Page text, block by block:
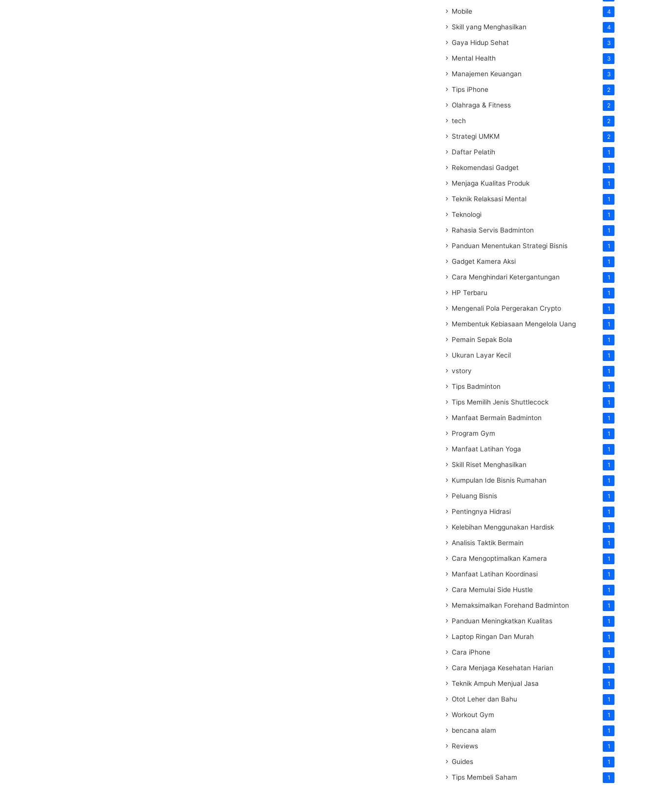
Mobile 4
Skill yang Menghasilkan 4
Gaya Hidup Sehat 3
Mental Health 3
Manajemen Keuangan 3
Tips iPhone 2
Olahraga & Fitness 2
tech 2
Strategi UMKM 2
Daftar Pelatih 1
Rekomendasi Gadget 1
Menjaga Kualitas Produk 1
Teknik Relaksasi Mental 1
Teknologi 1
Rahasia Servis Badminton 1
Panduan Menentukan Strategi Bisnis 1
Gadget Kamera Aksi 1
Cara Menghindari Ketergantungan 1
HP Terbaru 1
Mengenali Pola Pergerakan Crypto 1
Membentuk Kebiasaan Mengelola Uang 1
Pemain Sepak Bola 1
Ukuran Layar Kecil 1
vstory 1
Tips Badminton 1
Tips Memilih Jenis Shuttlecock 1
Manfaat Bermain Badminton 1
Program Gym 1
Manfaat Latihan Yoga 1
Skill Riset Menghasilkan 1
Kumpulan Ide Bisnis Rumahan 1
Peluang Bisnis 1
Pentingnya Hidrasi 1
Kelebihan Menggunakan Hardisk 1
Analisis Taktik Bermain 1
Cara Mengoptimalkan Kamera 1
Manfaat Latihan Koordinasi 1
Cara Memulai Side Hustle 1
Memaksimalkan Forehand Badminton 1
Panduan Meningkatkan Kualitas 1
Laptop Ringan Dan Murah 1
Cara iPhone 1
Cara Menjaga Kesehatan Harian 1
Teknik Ampuh Menjual Jasa 1
Otot Leher dan Bahu 1
Workout Gym 1
bencana alam 1
Reviews 1
Guides 1
Tips Membeli Saham 1